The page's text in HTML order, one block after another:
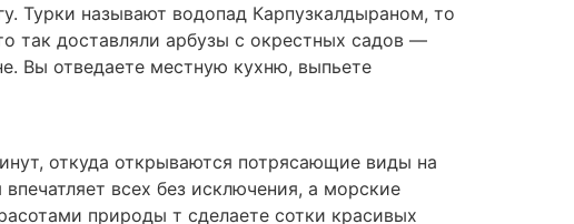
Турки называют водопад Карпузкалдыраном, то
так доставляли арбузы с окрестных садов —
Вы отведаете местную кухню, выпьете
откуда открываются потрясающие виды на
всех без исключения, а морские
природы т сделаете сотки красивых